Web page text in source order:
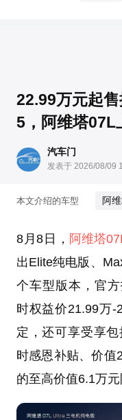
22.99万元起
5，阿维塔07L
汽车门
发表于 2026/08/09
本文介绍的车型 阿
8月8日， 阿维塔
出Elite纯电版、
个车型版本，官
时权益价21.99万-
定，还可享受享
时感恩补贴、价值
的至高价值6.1万元